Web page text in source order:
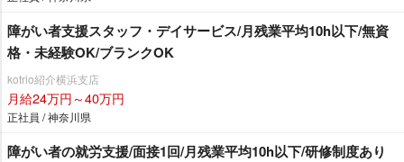
障がい者支援スタッフ・デイサービス/月残業平均10h以下/無資
格・未経験OK/ブランクOK
kotrio紹介横浜支店
月給24万円～40万円
正社員 / 神奈川県
障がい者の就労支援/面接1回/月残業平均10h以下/研修制度あり